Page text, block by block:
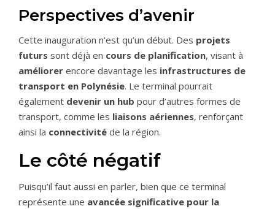
Perspectives d’avenir
Cette inauguration n’est qu’un début. Des projets
futurs sont déjà en cours de planification, visant à
améliorer encore davantage les infrastructures de
transport en Polynésie. Le terminal pourrait
également devenir un hub pour d’autres formes de
transport, comme les liaisons aériennes, renforçant
ainsi la connectivité de la région.
Le côté négatif
Puisqu’il faut aussi en parler, bien que ce terminal
représente une avancée significative pour la